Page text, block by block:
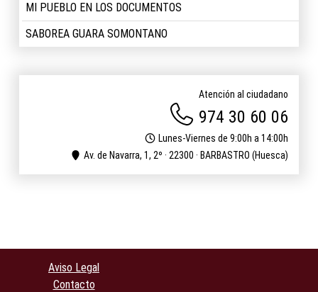
MI PUEBLO EN LOS DOCUMENTOS
SABOREA GUARA SOMONTANO
Atención al ciudadano
974 30 60 06
Lunes-Viernes de 9:00h a 14:00h
Av. de Navarra, 1, 2º · 22300 · BARBASTRO (Huesca)
Aviso Legal
Contacto